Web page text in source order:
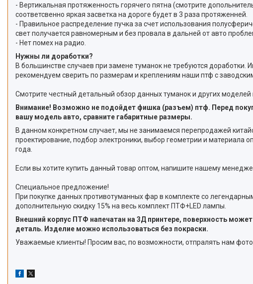
- Вертикальная протяженность горячего пятна (смотрите
соответсвенно яркая засветка на дороге будет в 3 раза протяженней.
- Правильное распределение пучка за счет использования
свет получается равномерным и без провала в дальней от авто
- Нет помех на радио.
Нужны ли доработки?
В большинстве случаев при замене туманок не требуются
рекомендуем сверить по размерам и креплениям наши птф с
Смотрите честный детальный обзор данных туманок и других
Внимание! Возможно не подойдет фишка (разъем) птф. Перед
вашу модель авто, сравните габаритные размеры.
В данном конкретном случает, мы не занимаемся перепродажей
проектирование, подбор электроники, выбор геометрии и
года.
Если вы хотите купить данный товар оптом, напишите нашему
Специальное предложение!
При покупке данных противотуманных фар в комплекте со
дополнительную скидку 15% на весь комплект ПТФ+LED лампы.
Внешний корпус ПТФ напечатан на 3Д принтере, поверхность
деталь. Изделие можно использоваться без покраски.
Уважаемые клиенты! Просим вас, по возможности, отпралять нам